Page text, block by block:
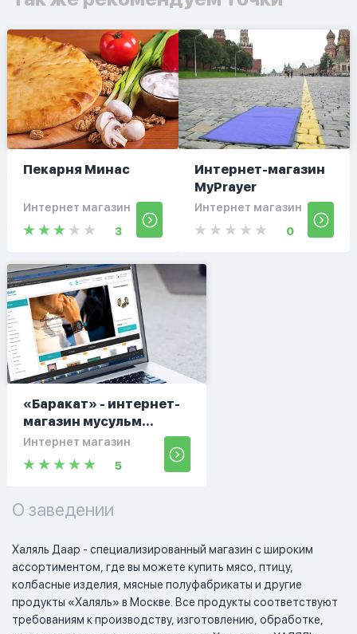
Пекарня Минас
Интернет магазин
3
Интернет-магазин
MyPrayer
Интернет магазин
0
«Баракат» - интернет-
магазин мусульм...
Интернет магазин
5
О заведении
Халяль Даар - специализированный магазин с широким
ассортиментом, где вы можете купить мясо, птицу,
колбасные изделия, мясные полуфабрикаты и другие
продукты «Халяль» в Москве. Все продукты соответствуют
требованиям к производству, изготовлению, обработке,